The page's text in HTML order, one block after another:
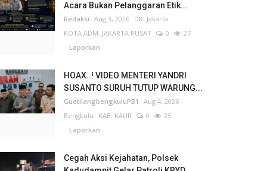
Acara Bukan Pelanggaran Etik...
Redaksi Aug 3, 2026 DKI Jakarta
KOTA ADM. JAKARTA PUSAT
0
27
Laporkan
HOAX..! VIDEO MENTERI YANDRI
SUSANTO SURUH TUTUP WARUNG...
GuetilangbengkuluPB1
Aug 4, 2026
Bengkulu
KAB. KAUR 0
25
Laporkan
Cegah Aksi Kejahatan, Polsek